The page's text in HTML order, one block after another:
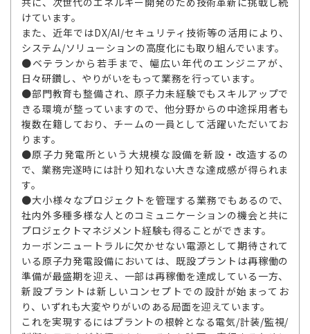
けています。
また、近年ではDX/AI/セキュリティ技術等の活用により、
システム/ソリューションの高度化にも取り組んでいます。
●ベテランから若手まで、幅広い年代のエンジニアが、
日々研鑽し、やりがいをもって業務を行っています。
●部門教育も整備され、原子力未経験でもスキルアップで
きる環境が整っていますので、他分野からの中途採用者も
複数在籍しており、チームの一員として活躍いただいてお
ります。
●原子力発電所という大規模な設備を新設・改造するの
で、業務完遂時には計り知れない大きな達成感が得られま
す。
●大小様々なプロジェクトを管理する業務でもあるので、
社内外多種多様な人とのコミュニケーションの機会と共に
プロジェクトマネジメント経験も得ることができます。
カーボンニュートラルに欠かせない電源として期待されて
いる原子力発電設備においては、既設プラントは再稼働の
準備が最盛期を迎え、一部は再稼働を達成している一方、
新設プラントは新しいコンセプトでの設計が始まってお
り、いずれも大変やりがいのある局面を迎えています。
これを実現するにはプラントの根幹となる電気/計装/監視/